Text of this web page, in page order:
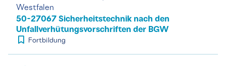
Westfalen
50-27067 Sicherheitstechnik nach den
Unfallverhütungsvorschriften der BGW
Fortbildung